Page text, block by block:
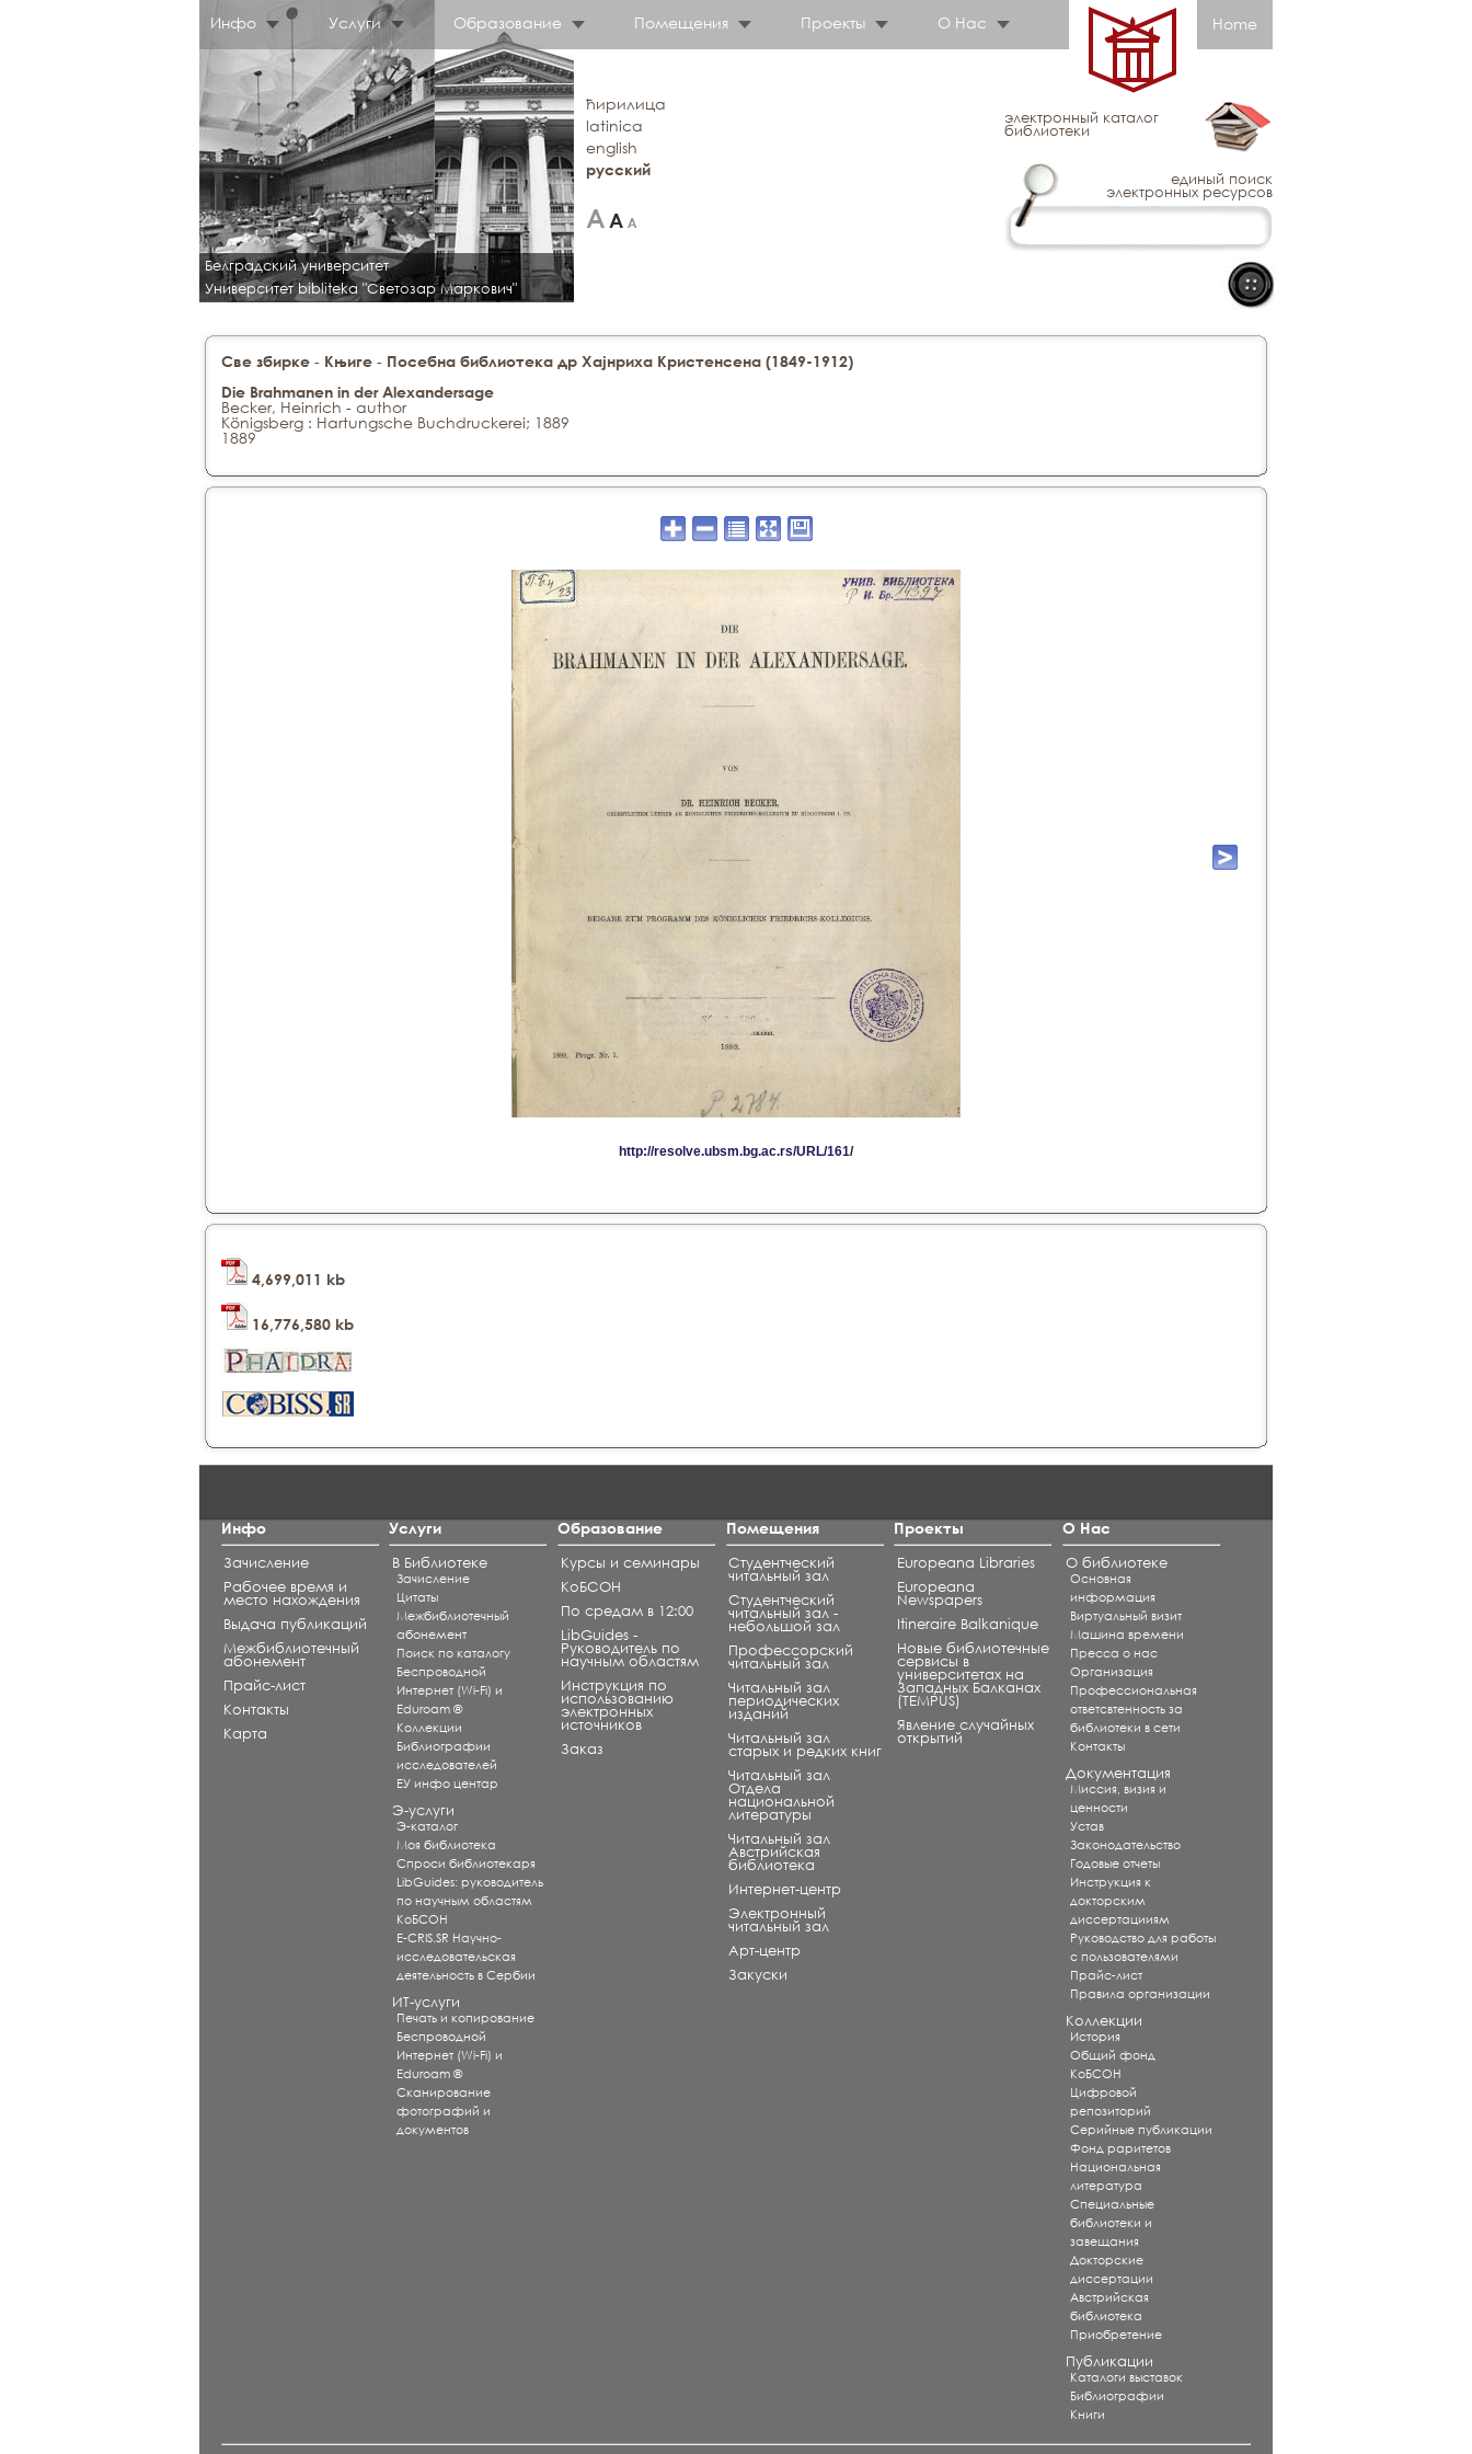
Инфо Услуги Образование Помещения Проекты О Нас Home
Белградский университет
Университет bibliteka "Светозар Маркович"
ћирилица
latinica
english
русский
электронный каталог
библиотеки
единый поиск
электронных ресурсов
Све збирке - Књиге - Посебна библиотека др Хајнриха Кристенсена (1849-1912)
Die Brahmanen in der Alexandersage
Becker, Heinrich - author
Königsberg : Hartungsche Buchdruckerei; 1889
1889
4,699,011 kb
16,776,580 kb
Инфо
Зачисление
Рабочее время и
место нахождения
Выдача публикаций
Межбиблиотечный
абонемент
Прайс-лист
Контакты
Карта
Услуги
В Библиотеке
Зачисление
Цитаты
Межбиблиотечный
абонемент
Поиск по каталогу
Беспроводной
Интернет (Wi-Fi) и
Eduroam ®
Коллекции
Библиографии
исследователей
ЕУ инфо центар
Э-услуги
Э-каталог
Моя библиотека
Спроси библиотекаря
LibGuides: руководитель
по научным областям
КоБСОН
E-CRIS.SR Научно-
исследовательская
деятельность в Сербии
ИТ-услуги
Печать и копирование
Беспроводной
Интернет (Wi-Fi) и
Eduroam ®
Сканирование
фотографий и
документов
Образование
Курсы и семинары
КоБСОН
По средам в 12:00
LibGuides -
Руководитель по
научным областям
Инструкция по
использованию
электронных
источников
Заказ
Помещения
Студентческий
читальный зал
Студентческий
читальный зал -
небольшой зал
Профессорский
читальный зал
Читальный зал
периодических
изданий
Читальный зал
старых и редких книг
Читальный зал
Отдела
национальной
литературы
Читальный зал
Aвстрийская
библиотека
Интернет-центр
Электронный
читальный зал
Арт-центр
Закуски
Проекты
Europeana Libraries
Europeana
Newspapers
Itineraire Balkanique
Новые библиотечные
сервисы в
университетах на
Западных Балканах
(TEMPUS)
Явление случайных
открытий
О Нас
О библиотеке
Основная
информация
Виртуальный визит
Машина времени
Пресса о нас
Организация
Профессиональная
ответсвтенность за
библиотеки в сети
Контакты
Документация
Миссия, визия и
ценности
Устав
Законодательство
Годовые отчеты
Инструкция к
докторским
диссертацииям
Руководство для работы
с пользователями
Прайс-лист
Правила организации
Коллекции
История
Общий фонд
КоБСОН
Цифровой
репозиторий
Серийные публикации
Фонд раритетов
Национальная
литература
Специальные
библиотеки и
завещания
Докторские
диссертации
Австрийская
библиотека
Приобретение
Публикации
Каталоги выставок
Библиографии
Книги